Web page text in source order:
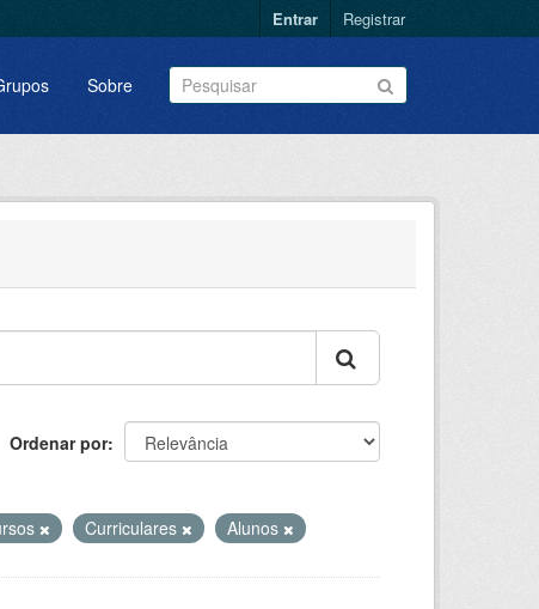
Entrar Registrar
Sobre
Ordenar por
Curriculares Alunos